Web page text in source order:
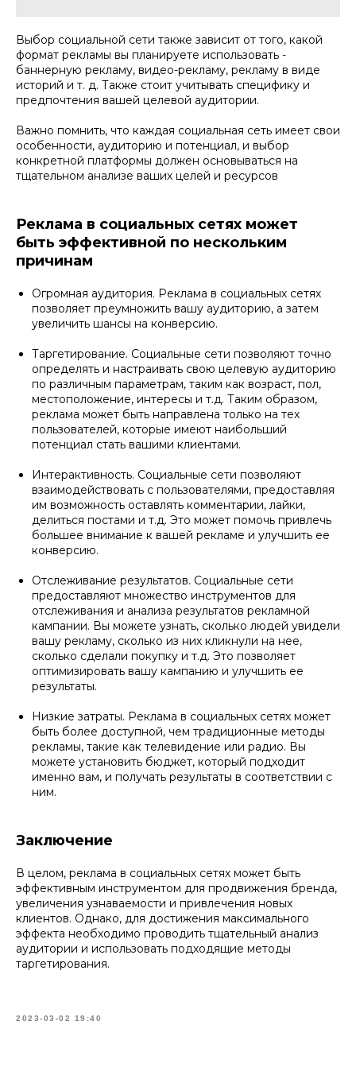
Выбор социальной сети также зависит от того, какой
формат рекламы вы планируете использовать -
баннерную рекламу, видео-рекламу, рекламу в виде
историй и т. д. Также стоит учитывать специфику и
предпочтения вашей целевой аудитории.
Важно помнить, что каждая социальная сеть имеет свои
особенности, аудиторию и потенциал, и выбор
конкретной платформы должен основываться на
тщательном анализе ваших целей и ресурсов
Реклама в социальных сетях может
быть эффективной по нескольким
причинам
Огромная аудитория. Реклама в социальных сетях
позволяет преумножить вашу аудиторию, а затем
увеличить шансы на конверсию.
Таргетирование. Социальные сети позволяют точно
определять и настраивать свою целевую аудиторию
по различным параметрам, таким как возраст, пол,
местоположение, интересы и т.д. Таким образом,
реклама может быть направлена только на тех
пользователей, которые имеют наибольший
потенциал стать вашими клиентами.
Интерактивность. Социальные сети позволяют
взаимодействовать с пользователями, предоставляя
им возможность оставлять комментарии, лайки,
делиться постами и т.д. Это может помочь привлечь
большее внимание к вашей рекламе и улучшить ее
конверсию.
Отслеживание результатов. Социальные сети
предоставляют множество инструментов для
отслеживания и анализа результатов рекламной
кампании. Вы можете узнать, сколько людей увидели
вашу рекламу, сколько из них кликнули на нее,
сколько сделали покупку и т.д. Это позволяет
оптимизировать вашу кампанию и улучшить ее
результаты.
Низкие затраты. Реклама в социальных сетях может
быть более доступной, чем традиционные методы
рекламы, такие как телевидение или радио. Вы
можете установить бюджет, который подходит
именно вам, и получать результаты в соответствии с
ним.
Заключение
В целом, реклама в социальных сетях может быть
эффективным инструментом для продвижения бренда,
увеличения узнаваемости и привлечения новых
клиентов. Однако, для достижения максимального
эффекта необходимо проводить тщательный анализ
аудитории и использовать подходящие методы
таргетирования.
2023-03-02 19:40